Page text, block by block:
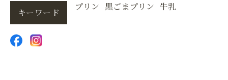
キーワード
プリン 黒ごまプリン 牛乳